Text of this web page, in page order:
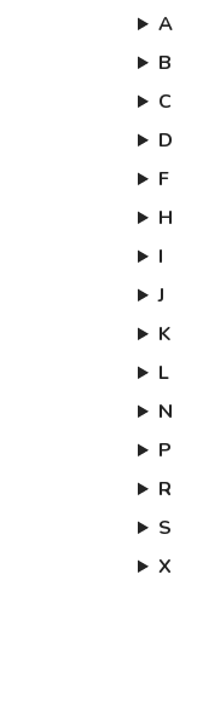
A
B
C
D
F
H
I
J
K
L
N
P
R
S
X